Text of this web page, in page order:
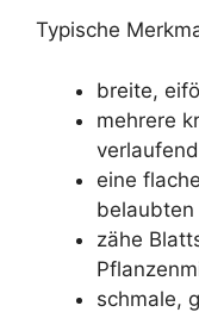
Typische
breite,
mehrere
eine
belaubten
zähe
schmale,